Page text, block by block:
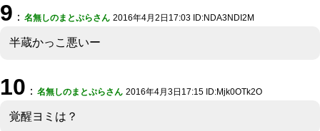
9 ： 名無しのまとぷらさん 2016年4月2日17:03 ID:NDA3NDI2M
半蔵かっこ悪いー
10 ： 名無しのまとぷらさん 2016年4月3日17:15 ID:Mjk0OTk2O
覚醒ヨミは？